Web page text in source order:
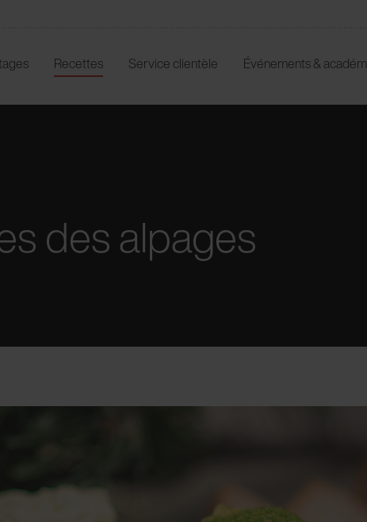
Recettes Service clientèle Événements &
des alpages